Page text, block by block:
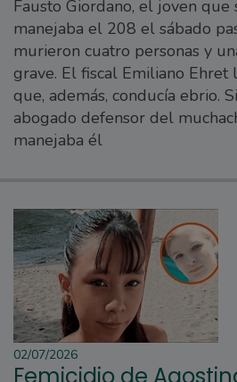
Fausto Giordano, el joven
manejaba el 208 el sábado
murieron cuatro personas y
grave. El fiscal Emiliano
que, además, conducía ebrio.
abogado defensor del
manejaba él
02/07/2026